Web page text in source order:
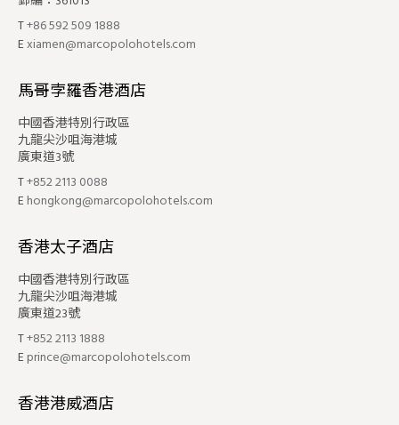
T+86 592 509 1888
Exiamen@marcopolohotels.com
馬哥孛羅香港酒店
中國香港特別行政區
九龍尖沙咀海港城
廣東道3號
T+852 2113 0088
E hongkong@marcopolohotels.com
香港太子酒店
中國香港特別行政區
九龍尖沙咀海港城
廣東道23號
T+852 2113 1888
E prince@marcopolohotels.com
香港港威酒店